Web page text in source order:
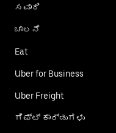
ಸವಾರಿ
ಚಾಲನೆ
Eat
Uber for Business
Uber Freight
ಗಿಫ್ಟ್ ಕಾರ್ಡು‌ಗಳು